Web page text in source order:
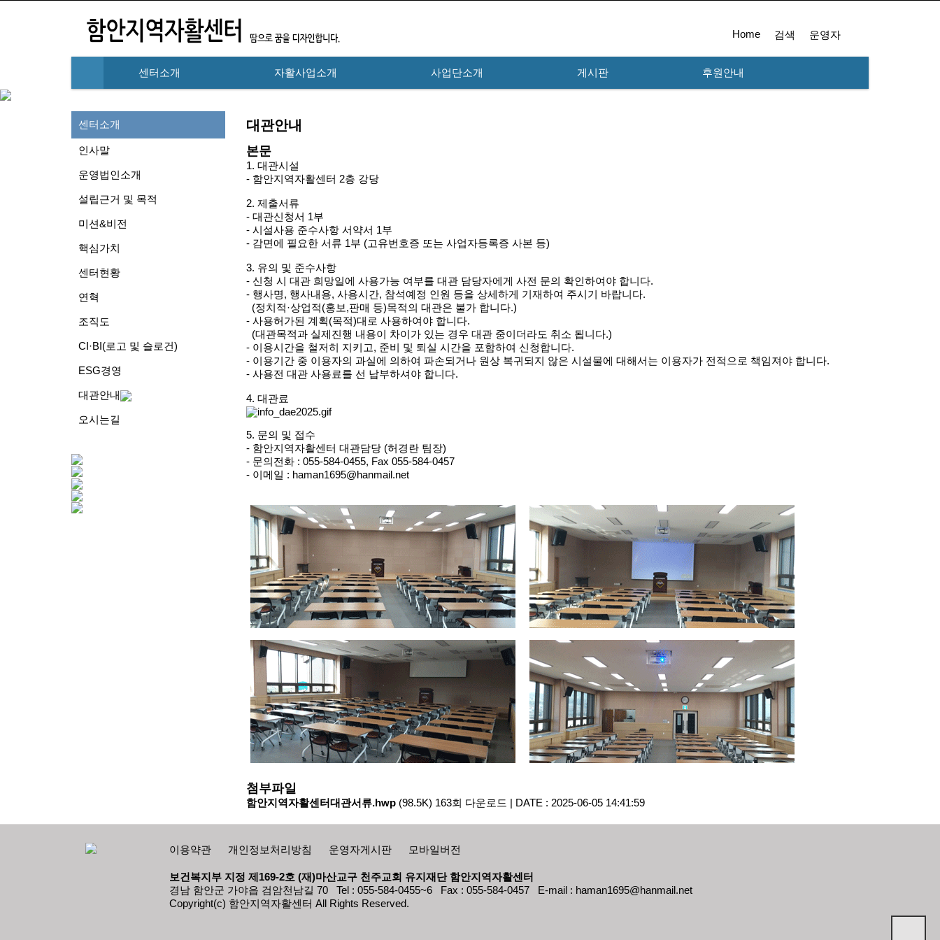
운영자
검색
Home
센터소개 자활사업소개 사업단소개 게시판
후원안내
대관안내
본문
1. 대관시설
- 함안지역자활센터 2층 강당
2. 제출서류
- 대관신청서 1부
- 시설사용 준수사항 서약서 1부
- 감면에 필요한 서류 1부 (고유번호증 또는 사업자등록증 사본 등)
3. 유의 및 준수사항
- 신청 시 대관 희망일에 사용가능 여부를 대관 담당자에게 사전 문의 확인하여야 합니다.
- 행사명, 행사내용, 사용시간, 참석예정 인원 등을 상세하게 기재하여 주시기 바랍니다.
(정치적·상업적(홍보,판매 등)목적의 대관은 불가 합니다.)
- 사용허가된 계획(목적)대로 사용하여야 합니다.
(대관목적과 실제진행 내용이 차이가 있는 경우 대관 중이더라도 취소 됩니다.)
- 이용시간을 철저히 지키고, 준비 및 퇴실 시간을 포함하여 신청합니다.
- 이용기간 중 이용자의 과실에 의하여 파손되거나 원상 복귀되지 않은 시설물에 대해서는 이용자가 전적으로 책임져야 합니다.
- 사용전 대관 사용료를 선 납부하셔야 합니다.
4. 대관료
5. 문의 및 접수
- 함안지역자활센터 대관담당 (허경란 팀장)
- 문의전화 : 055-584-0455, Fax 055-584-0457
- 이메일 : haman1695@hanmail.net
첨부파일
함안지역자활센터대관서류.hwp (98.5K) 163회 다운로드 | DATE : 2025-06-05 14:41:59
센터소개
인사말
운영법인소개
설립근거 및 목적
미션&비전
핵심가치
센터현황
연혁
조직도
CI·BI(로고 및 슬로건)
ESG경영
대관안내
오시는길
이용약관 개인정보처리방침 운영자게시판 모바일버전
보건복지부 지정 제169-2호 (재)마산교구 천주교회 유지재단 함안지역자활센터
경남 함안군 가야읍 검암천남길 70 Tel : 055-584-0455~6 Fax : 055-584-0457 E-mail : haman1695@hanmail.net
Copyright(c) 함안지역자활센터 All Rights Reserved.